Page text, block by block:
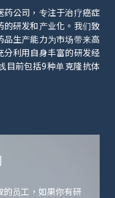
公司，专注于治疗癌症
研发和产业化。我们致
生产能力为市场带来高
分利用自身丰富的研发经
目前包括9种单克隆抗体
的员工，如果你有研